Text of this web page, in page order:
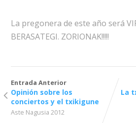
La pregonera de este año será
BERASATEGI. ZORIONAK!!!!!
Entrada Anterior
Opinión sobre los
conciertos y el txikigune
Aste Nagusia 2012
La